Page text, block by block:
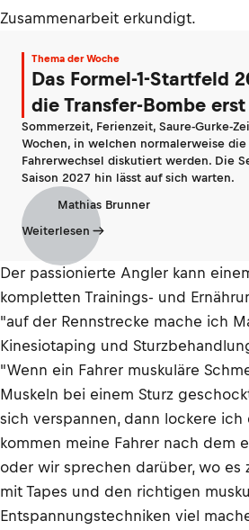
Zusammenarbeit erkundigt.
Thema der Woche
Das Formel-1-Startfeld
die Transfer-Bombe
Sommerzeit, Ferienzeit, Saure-Gurke-
Wochen, in welchen normalerweise die
Fahrerwechsel diskutiert werden. Die
Saison 2027 hin lässt auf sich warten.
Mathias Brunner
Weiterlesen
Der passionierte Angler kann
kompletten Trainings- und
"auf der Rennstrecke mache ich
Kinesiotaping und
"Wenn ein Fahrer muskuläre
Muskeln bei einem Sturz
sich verspannen, dann lockere ich
kommen meine Fahrer nach dem
oder wir sprechen darüber, wo es
mit Tapes und den richtigen
Entspannungstechniken viel